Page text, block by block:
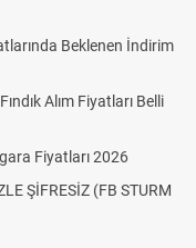
Beklenen İndirim
Alım Fiyatları Belli
Fiyatları 2026
ŞİFRESİZ (FB STURM